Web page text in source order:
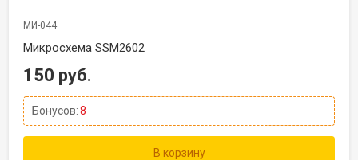
МИ-044
Микросхема SSM2602
150 руб.
Бонусов:8
В корзину